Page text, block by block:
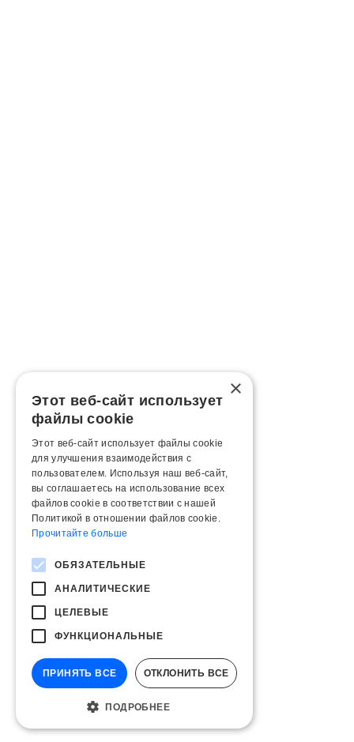
×
Этот веб-сайт использует
файлы cookie
Этот веб-сайт использует файлы cookie
для улучшения взаимодействия с
пользователем. Используя наш веб-сайт,
вы соглашаетесь на использование всех
файлов cookie в соответствии с нашей
Политикой в ​​отношении файлов cookie.
Прочитайте больше
ОБЯЗАТЕЛЬНЫЕ
АНАЛИТИЧЕСКИЕ
ЦЕЛЕВЫЕ
ФУНКЦИОНАЛЬНЫЕ
ПРИНЯТЬ ВСЕ ОТКЛОНИТЬ ВСЕ
ПОДРОБНЕЕ